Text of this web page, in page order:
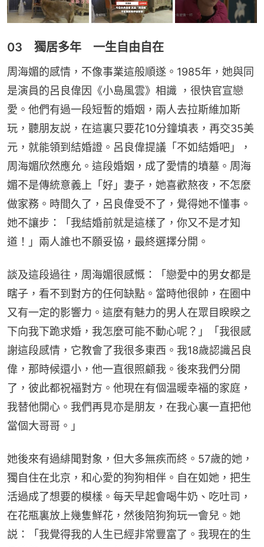
03‍ 獨居多年‍‍ 一生自由自在
周海媚的感情，不像事業這般順遂。1985年，她與同
是演員的呂良偉因《小島風雲》相識 ，很快官宣戀
愛。他們有過一段短暫的婚姻，兩人去拉斯維加斯
玩，聽朋友説，在這裏只要花10分鐘填表，再交35美
元，就能領到結婚證。呂良偉提議「不如結婚吧」，
周海媚欣然應允。這段婚姻，成了愛情的墳墓。周海
媚不是傳統意義上「好」妻子，她喜歡熬夜，不怎麼
做家務。時間久了，呂良偉受不了，覺得她不懂事。
她不讓步：「我結婚前就是這樣了，你又不是才知
道！」兩人誰也不願妥協，最終選擇分開。
談及這段過往，周海媚很感慨：「戀愛中的男女都是
瞎子，看不到對方的任何缺點。當時他很帥，在圈中
又有一定的影響力。這麼有魅力的男人在眾目睽睽之
下向我下跪求婚，我怎麼可能不動心呢？」「我很感
謝這段感情，它教會了我很多東西。我18歲認識呂良
偉，那時候還小，他一直很照顧我。後來我們分開
了，彼此都祝福對方。他現在有個温暖幸福的家庭，
我替他開心。我們再見亦是朋友，在我心裏一直把他
當個大哥哥。」
她後來有過緋聞對象，但大多無疾而終。57歲的她，
獨自住在北京，和心愛的狗狗相伴。自在如她，把生
活過成了想要的模樣。每天早起會喝牛奶、吃吐司，
在花瓶裏放上幾隻鮮花，然後陪狗狗玩一會兒。她
説：「我覺得我的人生已經非常豐富了。我現在的生